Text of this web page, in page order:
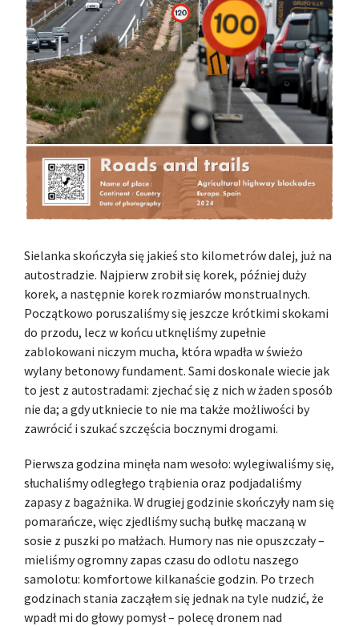
Sielanka skończyła się jakieś sto kilometrów dalej, już na
autostradzie. Najpierw zrobił się korek, później duży
korek, a następnie korek rozmiarów monstrualnych.
Początkowo poruszaliśmy się jeszcze krótkimi skokami
do przodu, lecz w końcu utknęliśmy zupełnie
zablokowani niczym mucha, która wpadła w świeżo
wylany betonowy fundament. Sami doskonale wiecie jak
to jest z autostradami: zjechać się z nich w żaden sposób
nie da; a gdy utkniecie to nie ma także możliwości by
zawrócić i szukać szczęścia bocznymi drogami.
Pierwsza godzina minęła nam wesoło: wylegiwaliśmy się,
słuchaliśmy odległego trąbienia oraz podjadaliśmy
zapasy z bagażnika. W drugiej godzinie skończyły nam się
pomarańcze, więc zjedliśmy suchą bułkę maczaną w
sosie z puszki po małżach. Humory nas nie opuszczały –
mieliśmy ogromny zapas czasu do odlotu naszego
samolotu: komfortowe kilkanaście godzin. Po trzech
godzinach stania zacząłem się jednak na tyle nudzić, że
wpadł mi do głowy pomysł – polecę dronem nad